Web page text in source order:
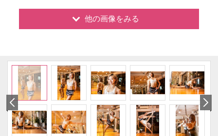
他の画像をみる